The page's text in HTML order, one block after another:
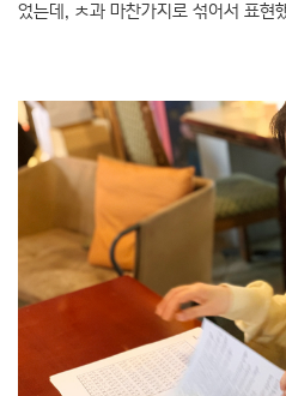
었는데, ㅊ과 마찬가지로 섞어서 표현했